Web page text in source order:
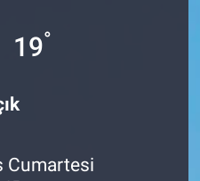
19°
Cumartesi